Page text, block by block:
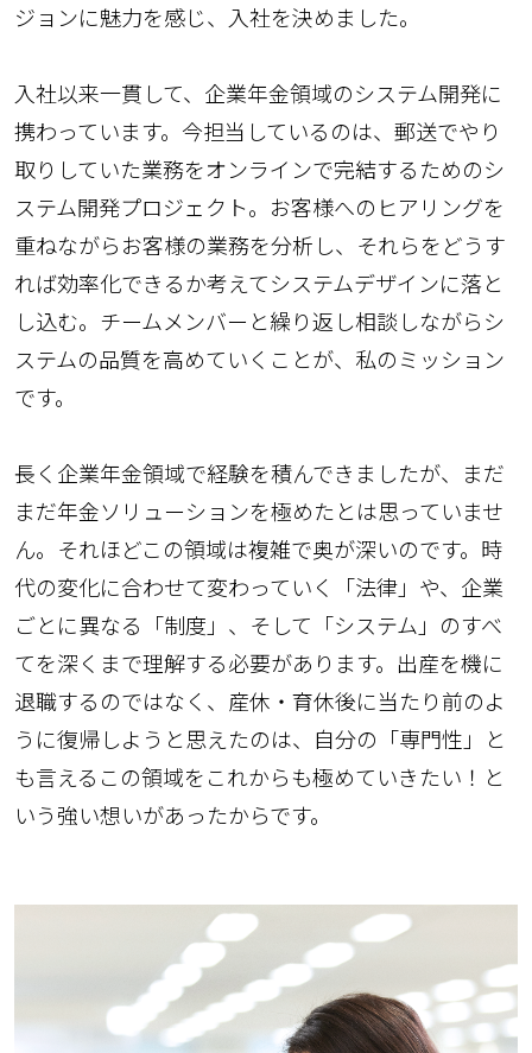
ジョンに魅力を感じ、入社を決めました。
入社以来一貫して、企業年金領域のシステム開発に
携わっています。今担当しているのは、郵送でやり
取りしていた業務をオンラインで完結するためのシ
ステム開発プロジェクト。お客様へのヒアリングを
重ねながらお客様の業務を分析し、それらをどうす
れば効率化できるか考えてシステムデザインに落と
し込む。チームメンバーと繰り返し相談しながらシ
ステムの品質を高めていくことが、私のミッション
です。
長く企業年金領域で経験を積んできましたが、まだ
まだ年金ソリューションを極めたとは思っていませ
ん。それほどこの領域は複雑で奥が深いのです。時
代の変化に合わせて変わっていく「法律」や、企業
ごとに異なる「制度」、そして「システム」のすべ
てを深くまで理解する必要があります。出産を機に
退職するのではなく、産休・育休後に当たり前のよ
うに復帰しようと思えたのは、自分の「専門性」と
も言えるこの領域をこれからも極めていきたい！と
いう強い想いがあったからです。